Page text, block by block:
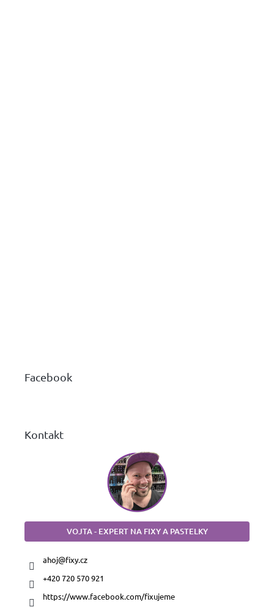
Facebook
Kontakt
VOJTA - EXPERT NA FIXY A PASTELKY
ahoj@fixy.cz
+420 720 570 921
https://www.facebook.com/fixujeme